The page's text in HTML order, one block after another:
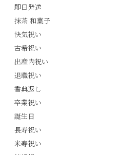
かの邸の珈琲パックと
小倉山荘のお菓子のサ
で🎁最後の最後まで"お
もてなし"の心を教えて
いただきました。 プロ
ドライバーならではの
ルート取り、駐車場事
情、お客様を飽きさせ
ない語り口…。楽しみ
ながら学びっぱなしの
のガイド活動にしっか
り活かしていきます💪
即日発送
抹茶 和菓子
快気祝い
古希祝い
出産内祝い
退職祝い
香典返し
卒業祝い
誕生日
長寿祝い
米寿祝い